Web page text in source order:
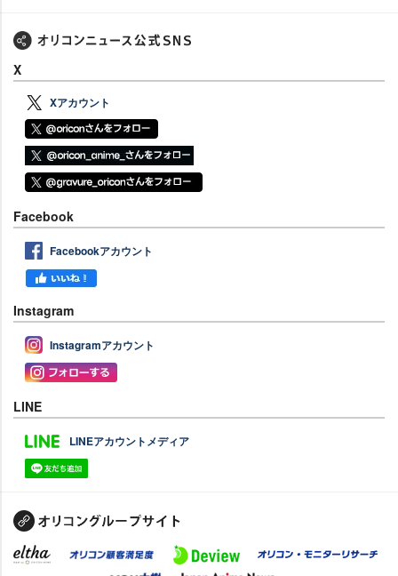
X
Xアカウント
Facebook
Facebookアカウント
Instagram
Instagramアカウント
LINE
LINEアカウントメディア